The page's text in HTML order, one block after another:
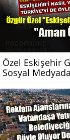
Özel Eskişehir
Sosyal